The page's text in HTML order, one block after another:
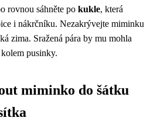
rovnou sáhněte po kukle, která
i nákrčníku. Nezakrývejte miminku
zima. Sražená pára by mu mohla
pusinky.
miminko do šátku